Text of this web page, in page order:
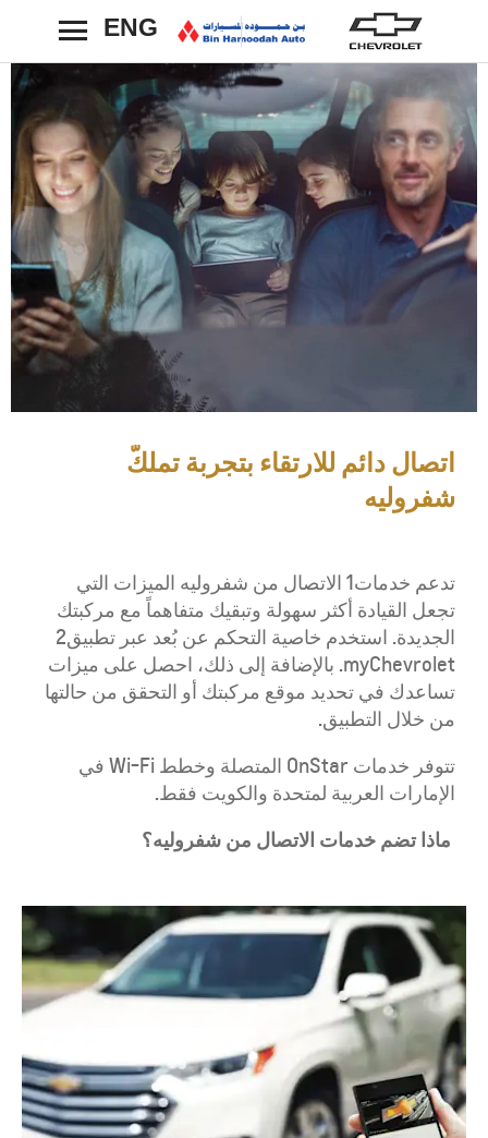
ENG رجوع
اتصال دائم للارتقاء بتجربة تملكّ
شفروليه
تدعم خدمات1 الاتصال من شفروليه الميزات التي
تجعل القيادة أكثر سهولة وتبقيك متفاهماً مع مركبتك
الجديدة. استخدم خاصية التحكم عن بُعد عبر تطبيق2
myChevrolet. بالإضافة إلى ذلك، احصل على ميزات
تساعدك في تحديد موقع مركبتك أو التحقق من حالتها
من خلال التطبيق.
تتوفر خدمات OnStar المتصلة وخطط Wi-Fi في
الإمارات العربية لمتحدة والكويت فقط.
ماذا تضم خدمات الاتصال من شفروليه؟